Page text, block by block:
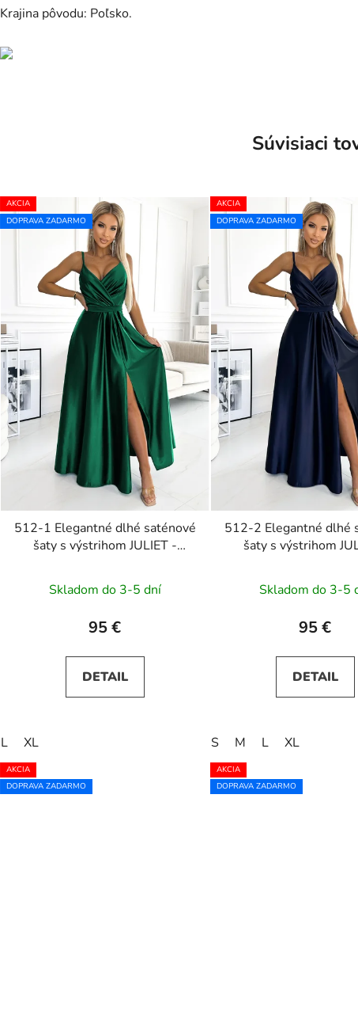
Krajina pôvodu: Poľsko.
Súvisiaci
AKCIA
DOPRAVA ZADARMO
512-1 Elegantné dlhé saténové
šaty s výstrihom JULIET -
Skladom do 3-5 dní
95 €
DETAIL
L XL
AKCIA
DOPRAVA ZADARMO
512-2 Elegantné dlhé
šaty s výstrihom
Skladom do 3-5
95 €
DETAIL
S M L XL
AKCIA
DOPRAVA ZADARMO
AKCIA
DOPRAVA ZADARMO